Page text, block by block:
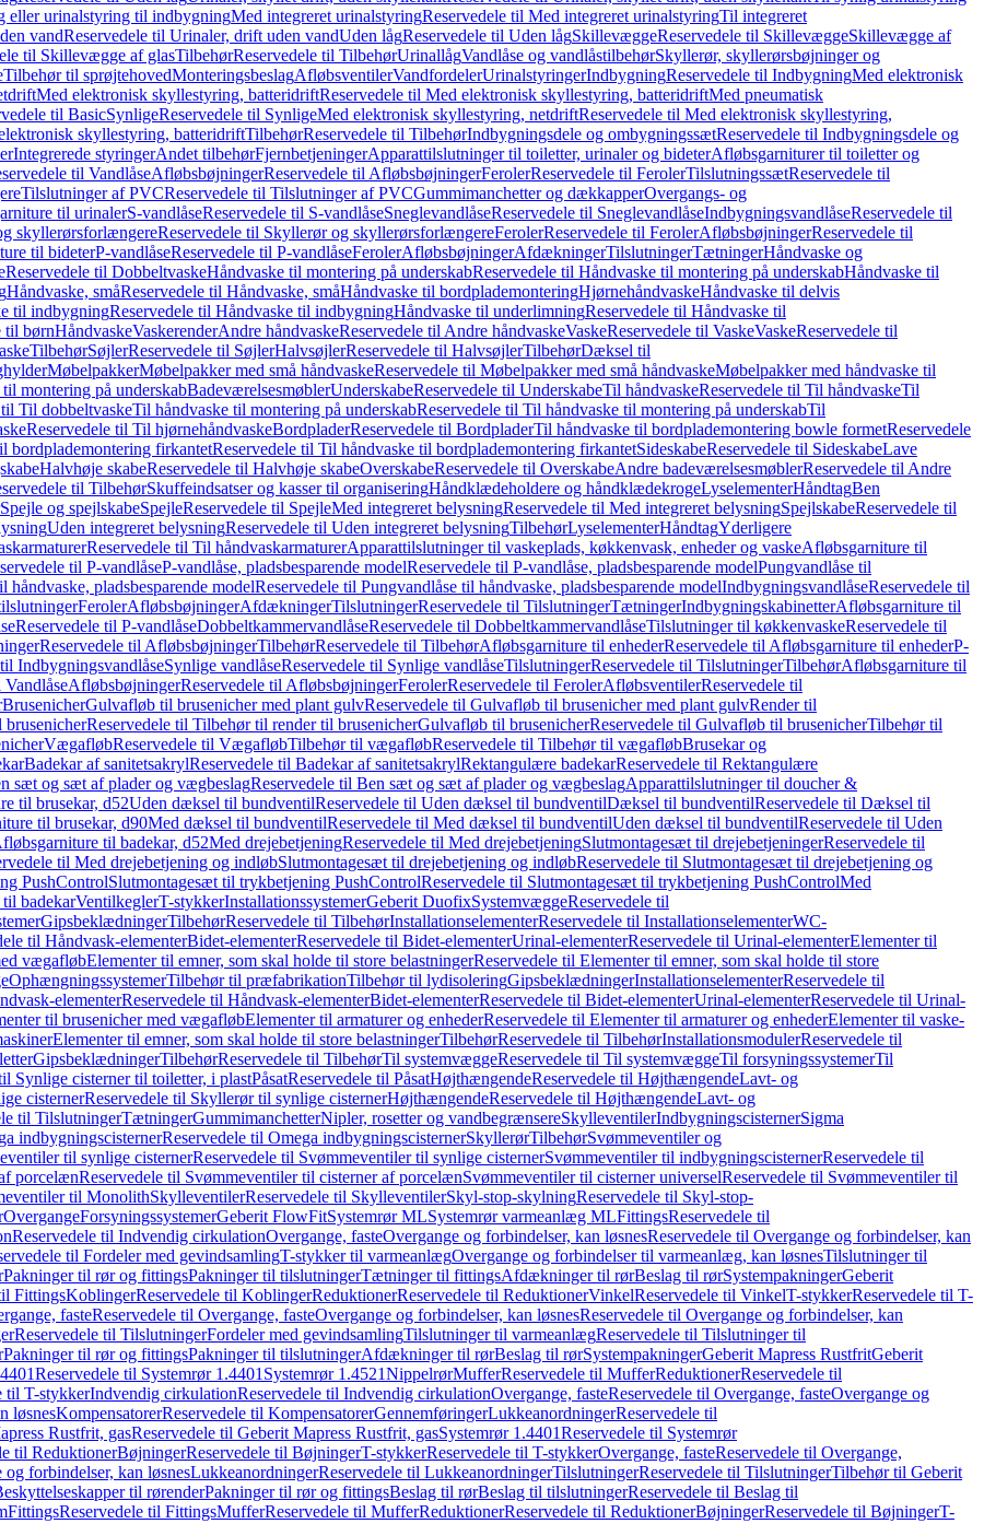
eller urinalstyring til indbygningMed integreret urinalstyringReservedele til Med integreret urinalstyringTil integreret
vandReservedele til Urinaler, drift uden vandUden lågReservedele til Uden lågSkillevæggeReservedele til SkillevæggeSkillevægge af
til Skillevægge af glasTilbehørReservedele til TilbehørUrinallågVandlåse og vandlåstilbehørSkyllerør, skyllerørsbøjninger og
Tilbehør til sprøjtehovedMonteringsbeslagAfløbsventilerVandfordelerUrinalstyringerIndbygningReservedele til IndbygningMed elektronisk
Med elektronisk skyllestyring, batteridriftReservedele til Med elektronisk skyllestyring, batteridriftMed pneumatisk
til BasicSynligeReservedele til SynligeMed elektronisk skyllestyring, netdriftReservedele til Med elektronisk skyllestyring,
skyllestyring, batteridriftTilbehørReservedele til TilbehørIndbygningsdele og ombygningssætReservedele til Indbygningsdele og
Integrerede styringerAndet tilbehørFjernbetjeningerApparattilslutninger til toiletter, urinaler og bideterAfløbsgarniturer til toiletter og
til VandlåseAfløbsbøjningerReservedele til AfløbsbøjningerFerolerReservedele til FerolerTilslutningssætReservedele til
Tilslutninger af PVCReservedele til Tilslutninger af PVCGummimanchetter og dækkapperOvergangs- og
til urinalerS-vandlåseReservedele til S-vandlåseSneglevandlåseReservedele til SneglevandlåseIndbygningsvandlåseReservedele til
skyllerørsforlængereReservedele til Skyllerør og skyllerørsforlængereFerolerReservedele til FerolerAfløbsbøjningerReservedele til
til bideterP-vandlåseReservedele til P-vandlåseFerolerAfløbsbøjningerAfdækningerTilslutningerTætningerHåndvaske og
Reservedele til DobbeltvaskeHåndvaske til montering på underskabReservedele til Håndvaske til montering på underskabHåndvaske til
Håndvaske, småReservedele til Håndvaske, småHåndvaske til bordplademonteringHjørnehåndvaskeHåndvaske til delvis
til indbygningReservedele til Håndvaske til indbygningHåndvaske til underlimningReservedele til Håndvaske til
til børnHåndvaskeVaskerenderAndre håndvaskeReservedele til Andre håndvaskeVaskeReservedele til VaskeVaskeReservedele til
TilbehørSøjlerReservedele til SøjlerHalvsøjlerReservedele til HalvsøjlerTilbehørDæksel til
MøbelpakkerMøbelpakker med små håndvaskeReservedele til Møbelpakker med små håndvaskeMøbelpakker med håndvaske til
montering på underskabBadeværelsesmøblerUnderskabeReservedele til UnderskabeTil håndvaskeReservedele til Til håndvaskeTil
Til dobbeltvaskeTil håndvaske til montering på underskabReservedele til Til håndvaske til montering på underskabTil
Reservedele til Til hjørnehåndvaskeBordpladerReservedele til BordpladerTil håndvaske til bordplademontering bowle formetReservedele
bordplademontering firkantetReservedele til Til håndvaske til bordplademontering firkantetSideskabeReservedele til SideskabeLave
Halvhøje skabeReservedele til Halvhøje skabeOverskabeReservedele til OverskabeAndre badeværelsesmøblerReservedele til Andre
til TilbehørSkuffeindsatser og kasser til organiseringHåndklædeholdere og håndklædekrogeLyselementerHåndtagBen
Spejle og spejlskabeSpejleReservedele til SpejleMed integreret belysningReservedele til Med integreret belysningSpejlskabeReservedele til
Uden integreret belysningReservedele til Uden integreret belysningTilbehørLyselementerHåndtagYderligere
Reservedele til Til håndvaskarmaturerApparattilslutninger til vaskeplads, køkkenvask, enheder og vaskeAfløbsgarniture til
til P-vandlåseP-vandlåse, pladsbesparende modelReservedele til P-vandlåse, pladsbesparende modelPungvandlåse til
håndvaske, pladsbesparende modelReservedele til Pungvandlåse til håndvaske, pladsbesparende modelIndbygningsvandlåseReservedele til
FerolerAfløbsbøjningerAfdækningerTilslutningerReservedele til TilslutningerTætningerIndbygningskabinetterAfløbsgarniture til
Reservedele til P-vandlåseDobbeltkammervandlåseReservedele til DobbeltkammervandlåseTilslutninger til køkkenvaskeReservedele til
Reservedele til AfløbsbøjningerTilbehørReservedele til TilbehørAfløbsgarniture til enhederReservedele til Afløbsgarniture til enhederP-
IndbygningsvandlåseSynlige vandlåseReservedele til Synlige vandlåseTilslutningerReservedele til TilslutningerTilbehørAfløbsgarniture til
VandlåseAfløbsbøjningerReservedele til AfløbsbøjningerFerolerReservedele til FerolerAfløbsventilerReservedele til
BrusenicherGulvafløb til brusenicher med plant gulvReservedele til Gulvafløb til brusenicher med plant gulvRender til
Reservedele til Tilbehør til render til brusenicherGulvafløb til brusenicherReservedele til Gulvafløb til brusenicherTilbehør til
VægafløbReservedele til VægafløbTilbehør til vægafløbReservedele til Tilbehør til vægafløbBrusekar og
Badekar af sanitetsakrylReservedele til Badekar af sanitetsakrylRektangulære badekarReservedele til Rektangulære
sæt og sæt af plader og vægbeslagReservedele til Ben sæt og sæt af plader og vægbeslagApparattilslutninger til doucher &
til brusekar, d52Uden dæksel til bundventilReservedele til Uden dæksel til bundventilDæksel til bundventilReservedele til Dæksel til
til brusekar, d90Med dæksel til bundventilReservedele til Med dæksel til bundventilUden dæksel til bundventilReservedele til Uden
til badekar, d52Med drejebetjeningReservedele til Med drejebetjeningSlutmontagesæt til drejebetjeningerReservedele til
til Med drejebetjening og indløbSlutmontagesæt til drejebetjening og indløbReservedele til Slutmontagesæt til drejebetjening og
PushControlSlutmontagesæt til trykbetjening PushControlReservedele til Slutmontagesæt til trykbetjening PushControlMed
badekarVentilkeglerT-stykkerInstallationssystemerGeberit DuofixSystemvæggeReservedele til
GipsbeklædningerTilbehørReservedele til TilbehørInstallationselementerReservedele til InstallationselementerWC-
til Håndvask-elementerBidet-elementerReservedele til Bidet-elementerUrinal-elementerReservedele til Urinal-elementerElementer til
vægafløbElementer til emner, som skal holde til store belastningerReservedele til Elementer til emner, som skal holde til store
OphængningssystemerTilbehør til præfabrikationTilbehør til lydisoleringGipsbeklædningerInstallationselementerReservedele til
elementerReservedele til Håndvask-elementerBidet-elementerReservedele til Bidet-elementerUrinal-elementerReservedele til Urinal-
til brusenicher med vægafløbElementer til armaturer og enhederReservedele til Elementer til armaturer og enhederElementer til vaske-
Elementer til emner, som skal holde til store belastningerTilbehørReservedele til TilbehørInstallationsmodulerReservedele til
GipsbeklædningerTilbehørReservedele til TilbehørTil systemvæggeReservedele til Til systemvæggeTil forsyningssystemerTil
Synlige cisterner til toiletter, i plastPåsatReservedele til PåsatHøjthængendeReservedele til HøjthængendeLavt- og
cisternerReservedele til Skyllerør til synlige cisternerHøjthængendeReservedele til HøjthængendeLavt- og
til TilslutningerTætningerGummimanchetterNipler, rosetter og vandbegrænsereSkylleventilerIndbygningscisternerSigma
indbygningscisternerReservedele til Omega indbygningscisternerSkyllerørTilbehørSvømmeventiler og
til synlige cisternerReservedele til Svømmeventiler til synlige cisternerSvømmeventiler til indbygningscisternerReservedele til
porcelænReservedele til Svømmeventiler til cisterner af porcelænSvømmeventiler til cisterner universelReservedele til Svømmeventiler til
til MonolithSkylleventilerReservedele til SkylleventilerSkyl-stop-skylningReservedele til Skyl-stop-
OvergangeForsyningssystemerGeberit FlowFitSystemrør MLSystemrør varmeanlæg MLFittingsReservedele til
Reservedele til Indvendig cirkulationOvergange, fasteOvergange og forbindelser, kan løsnesReservedele til Overgange og forbindelser, kan
til Fordeler med gevindsamlingT-stykker til varmeanlægOvergange og forbindelser til varmeanlæg, kan løsnesTilslutninger til
Pakninger til rør og fittingsPakninger til tilslutningerTætninger til fittingsAfdækninger til rørBeslag til rørSystempakningerGeberit
FittingsKoblingerReservedele til KoblingerReduktionerReservedele til ReduktionerVinkelReservedele til VinkelT-stykkerReservedele til T-
fasteReservedele til Overgange, fasteOvergange og forbindelser, kan løsnesReservedele til Overgange og forbindelser, kan
Reservedele til TilslutningerFordeler med gevindsamlingTilslutninger til varmeanlægReservedele til Tilslutninger til
Pakninger til rør og fittingsPakninger til tilslutningerAfdækninger til rørBeslag til rørSystempakningerGeberit Mapress RustfritGeberit
Reservedele til Systemrør 1.4401 Systemrør 1.4521NippelrørMufferReservedele til MufferReduktionerReservedele til
til T-stykkerIndvendig cirkulationReservedele til Indvendig cirkulationOvergange, fasteReservedele til Overgange, fasteOvergange og
løsnesKompensatorerReservedele til KompensatorerGennemføringerLukkeanordningerReservedele til
Rustfrit, gasReservedele til Geberit Mapress Rustfrit, gasSystemrør 1.4401Reservedele til Systemrør
til ReduktionerBøjningerReservedele til BøjningerT-stykkerReservedele til T-stykkerOvergange, fasteReservedele til Overgange,
forbindelser, kan løsnesLukkeanordningerReservedele til LukkeanordningerTilslutningerReservedele til TilslutningerTilbehør til Geberit
til rørenderPakninger til rør og fittingsBeslag til rørBeslag til tilslutningerReservedele til Beslag til
FittingsReservedele til FittingsMufferReservedele til MufferReduktionerReservedele til ReduktionerBøjningerReservedele til BøjningerT-